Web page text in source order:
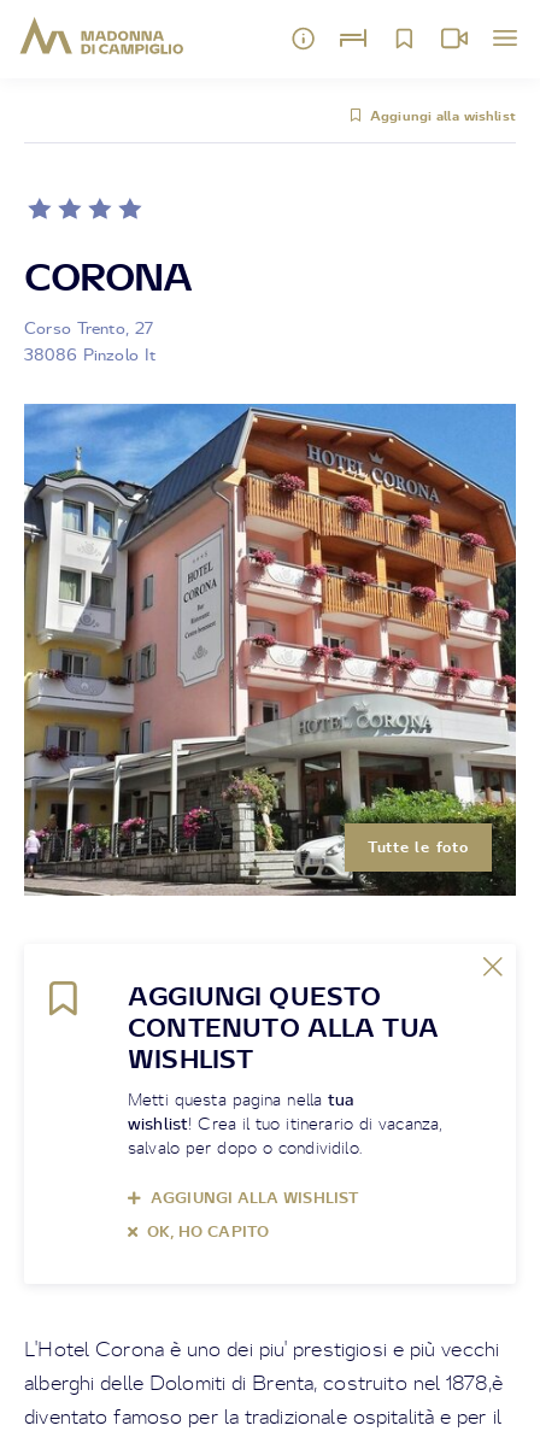
Aggiungi alla wishlist
CORONA
Corso Trento, 27
38086 Pinzolo It
Tutte le foto
AGGIUNGI QUESTO
CONTENUTO ALLA TUA
WISHLIST
Metti questa pagina nellatua
wishlist! Crea il tuo itinerario di vacanza,
salvalo per dopo o condividilo.
AGGIUNGI ALLA WISHLIST
OK, HO CAPITO
L'Hotel Corona è uno dei piu' prestigiosi e più vecchi
alberghi delle Dolomiti di Brenta, costruito nel 1878,è
diventato famoso per la tradizionale ospitalità e per il